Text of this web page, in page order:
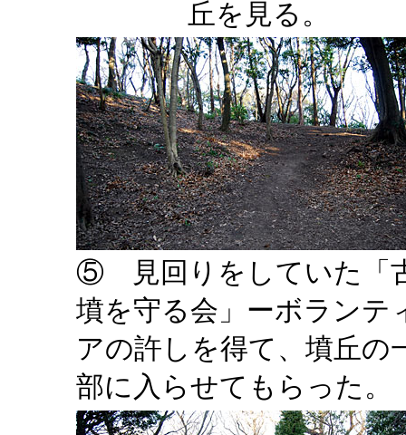
丘を見る。
⑤ 見回りをしていた「
墳を守る会」ーボランテ
アの許しを得て、墳丘の
部に入らせてもらった